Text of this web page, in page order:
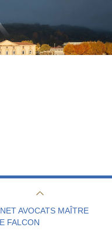
AVOCATS MAÎTRE
FALCON